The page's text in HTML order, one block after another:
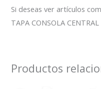
Si deseas ver artículos
TAPA CONSOLA
Productos